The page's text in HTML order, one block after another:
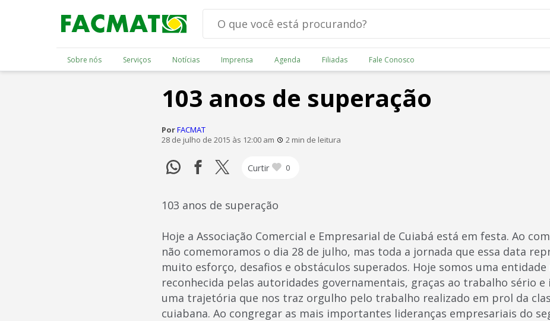
Sobre nós Serviços Notícias Imprensa Agenda Filiadas Fale Conosco
103 anos de superação
PorFACMAT
28 de julho de 2015 às 12:00 am
2 min de leitura
Curtir 0
103 anos de superação
Hoje a Associação Comercial e Empresarial de Cuiabá está em festa. Ao
não comemoramos o dia 28 de julho, mas toda a jornada que essa data
muito esforço, desafios e obstáculos superados. Hoje somos uma entidade
reconhecida pelas autoridades governamentais, graças ao trabalho sério e
uma trajetória que nos traz orgulho pelo trabalho realizado em prol da
cuiabana. Ao congregar as mais importantes lideranças empresariais do